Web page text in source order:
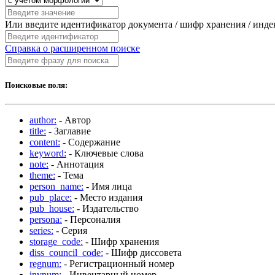
Или введите идентификатор документа / шифр хранения /
Справка о расширенном поиске
Поисковые поля:
author: - Автор
title: - Заглавие
content: - Содержание
keyword: - Ключевые слова
note: - Аннотация
theme: - Тема
person_name: - Имя лица
pub_place: - Место издания
pub_house: - Издательство
persona: - Персоналия
series: - Серия
storage_code: - Шифр хранения
diss_council_code: - Шифр диссовета
regnum: - Регистрационный номер